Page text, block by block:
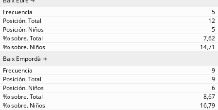
5
12
5
7,62
14,71
Baix Empordà
9
9
6
8,67
16,79